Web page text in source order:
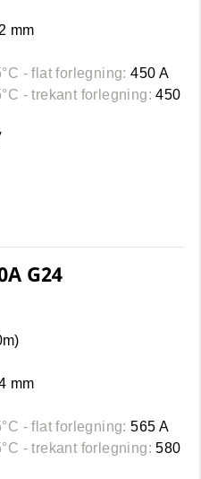
mm
- flat forlegning: 450 A
- trekant forlegning: 450
G24
mm
- flat forlegning: 565 A
- trekant forlegning: 580